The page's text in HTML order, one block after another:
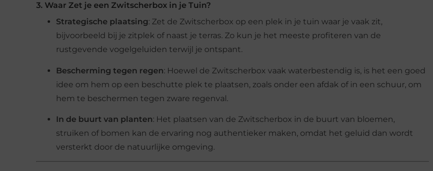
3. Waar Zet je een Zwitscherbox in je Tuin?
Strategische plaatsing: Zet de Zwitscherbox op een plek in je tuin waar je vaak zit,
bijvoorbeeld bij je zitplek of naast je terras. Zo kun je het meeste profiteren van de
rustgevende vogelgeluiden terwijl je ontspant.
Bescherming tegen regen: Hoewel de Zwitscherbox vaak waterbestendig is, is het een goed
idee om hem op een beschutte plek te plaatsen, zoals onder een afdak of in een schuur, om
hem te beschermen tegen zware regenval.
In de buurt van planten: Het plaatsen van de Zwitscherbox in de buurt van bloemen,
struiken of bomen kan de ervaring nog authentieker maken, omdat het geluid dan wordt
versterkt door de natuurlijke omgeving.